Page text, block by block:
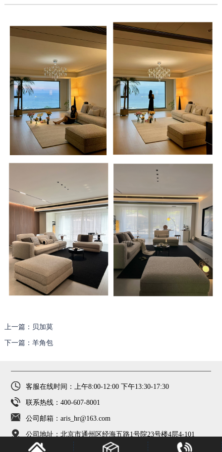
上一篇：贝加莫
下一篇：羊角包
客服在线时间：上午8:00-12:00 下午13:30-17:30
联系热线：400-607-8001
公司邮箱：aris_hr@163.com
公司地址：北京市通州区经海五路1号院23号楼4层4-101